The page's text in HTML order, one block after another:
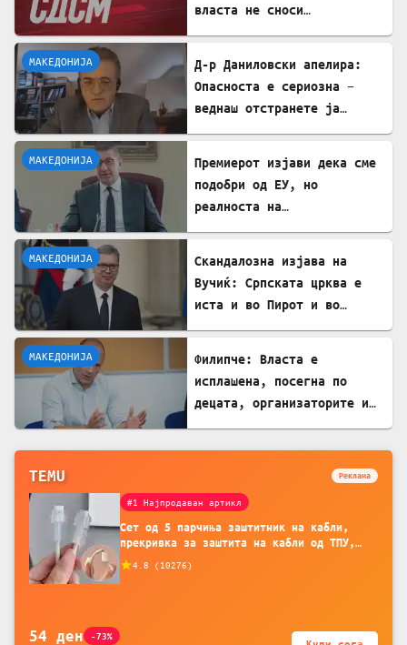
власта не сноси
МАКЕДОНИЈА
Д-р Даниловски апелира:
Опасноста е сериозна –
веднаш отстранете ја
треска!
МАКЕДОНИЈА
Премиерот изјави дека сме
подобри од ЕУ, но
реалноста на
МАКЕДОНИЈА
Скандалозна изјава на
Вучиќ: Српската црква е
иста и во Пирот и во
МАКЕДОНИЈА
Филипче: Власта е
исплашена, посегна по
децата, организаторите и
TEMU Реклама
#1 Најпродаван артикл
Сет од 5 парчиња заштитник на кабли,
прекривка за заштита на кабли од ТПУ,
додатоци за заштита на кабли, без
батерија, за мобилни телефони, комплет
4.8 ( 10276)
54 ден -73%